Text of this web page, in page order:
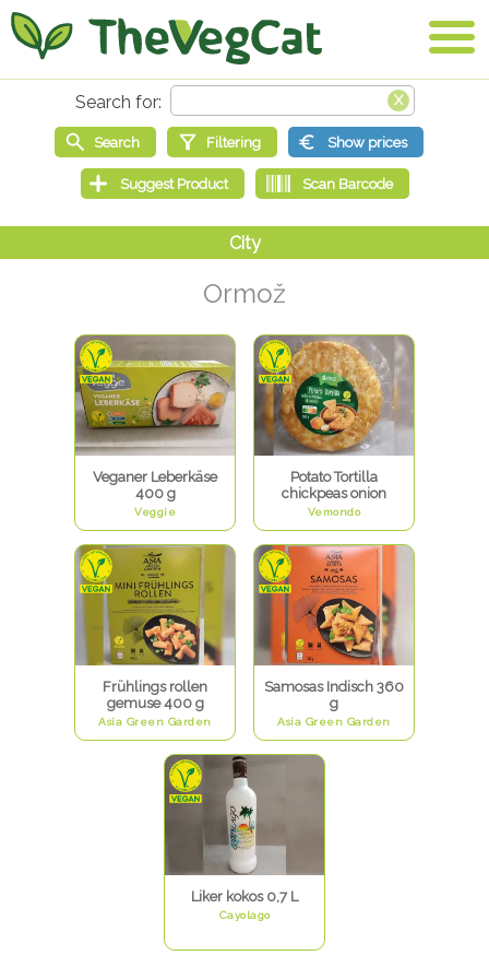
Ormož
Veganer Leberkäse
400 g
Veggie
Potato Tortilla
chickpeas onion
Vemondo
Frühlings rollen
gemuse 400 g
Asia Green Garden
Samosas Indisch 360
g
Asia Green Garden
Liker kokos 0,7 L
Cayolago